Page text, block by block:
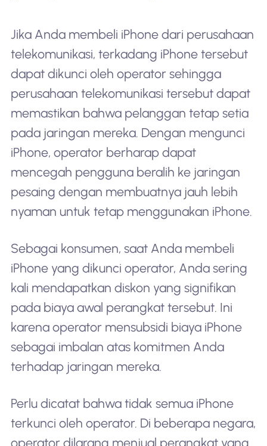
Jika Anda membeli iPhone dari perusahaan
telekomunikasi, terkadang iPhone tersebut
dapat dikunci oleh operator sehingga
perusahaan telekomunikasi tersebut dapat
memastikan bahwa pelanggan tetap setia
pada jaringan mereka. Dengan mengunci
iPhone, operator berharap dapat
mencegah pengguna beralih ke jaringan
pesaing dengan membuatnya jauh lebih
nyaman untuk tetap menggunakan iPhone.
Sebagai konsumen, saat Anda membeli
iPhone yang dikunci operator, Anda sering
kali mendapatkan diskon yang signifikan
pada biaya awal perangkat tersebut. Ini
karena operator mensubsidi biaya iPhone
sebagai imbalan atas komitmen Anda
terhadap jaringan mereka.
Perlu dicatat bahwa tidak semua iPhone
terkunci oleh operator. Di beberapa negara,
operator dilarang menjual perangkat yang